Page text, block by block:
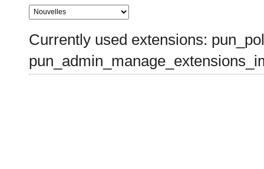
Currently used extensions: